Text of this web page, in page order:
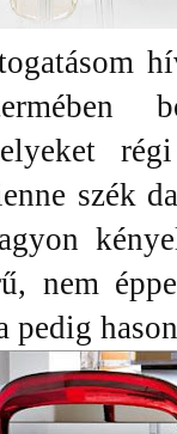
szék
nem
pedig